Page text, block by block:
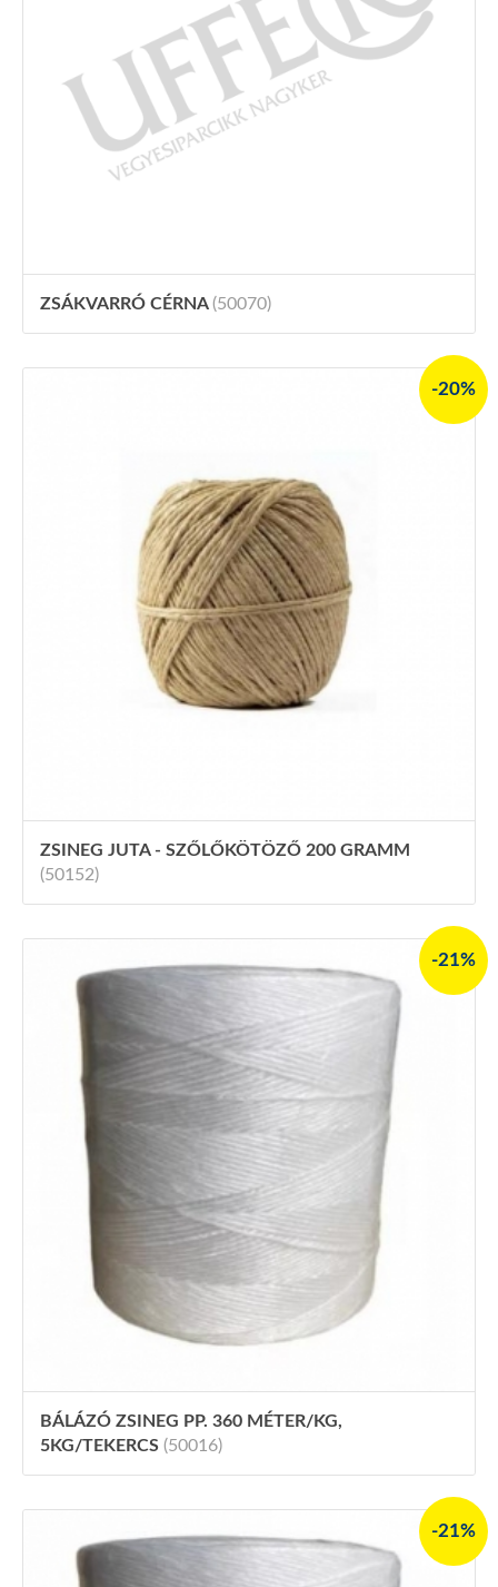
ZSÁKVARRÓ CÉRNA(50070)
-20%
ZSINEG JUTA - SZŐLŐKÖTÖZŐ 200 GRAMM
(50152)
-21%
BÁLÁZÓ ZSINEG PP. 360 MÉTER/KG,
5KG/TEKERCS (50016)
-21%